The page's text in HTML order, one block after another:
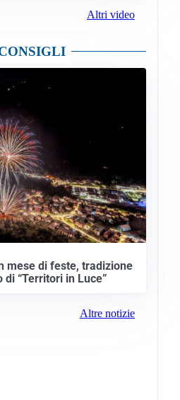
Altri video
mese di feste, tradizione
“Territori in Luce”
Altre notizie